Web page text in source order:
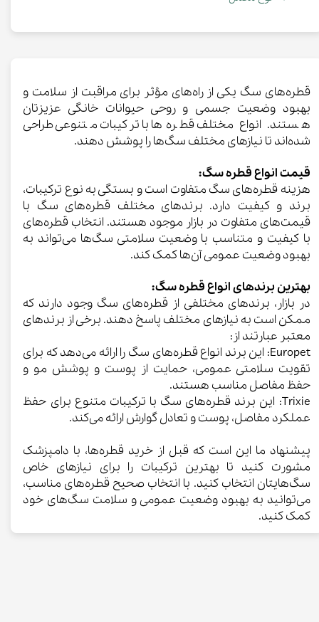
قطره‌های سگ یکی از راه‌های مؤثر برای مراقبت از سلامت و
بهبود وضعیت جسمی و روحی حیوانات خانگی عزیزتان
هستند. انواع مختلف قطره‌ها با ترکیبات متنوعی طراحی
شده‌اند تا نیازهای مختلف سگ‌ها را پوشش دهند.
قیمت انواع قطره سگ:
هزینه قطره‌های سگ متفاوت است و بستگی به نوع ترکیبات،
برند و کیفیت دارد. برندهای مختلف قطره‌های سگ با
قیمت‌های متفاوت در بازار موجود هستند. انتخاب قطره‌های
با کیفیت و متناسب با وضعیت سلامتی سگ‌ها می‌تواند به
بهبود وضعیت عمومی آن‌ها کمک کند.
بهترین برندهای انواع قطره سگ:
در بازار، برندهای مختلفی از قطره‌های سگ وجود دارند که
ممکن است به نیازهای مختلف پاسخ دهند. برخی از برندهای
معتبر عبارتند از:
Europet: این برند انواع قطره‌های سگ را ارائه می‌دهد که برای
تقویت سلامتی عمومی، حمایت از پوست و پوشش مو و
حفظ مفاصل مناسب هستند.
Trixie: این برند قطره‌های سگ با ترکیبات متنوع برای حفظ
عملکرد مفاصل، پوست و تعادل گوارش ارائه می‌کند.
پیشنهاد ما این است که قبل از خرید قطره‌ها، با دامپزشک
مشورت کنید تا بهترین ترکیبات را برای نیازهای خاص
سگ‌هایتان انتخاب کنید. با انتخاب صحیح قطره‌های مناسب،
می‌توانید به بهبود وضعیت عمومی و سلامت سگ‌های خود
کمک کنید.